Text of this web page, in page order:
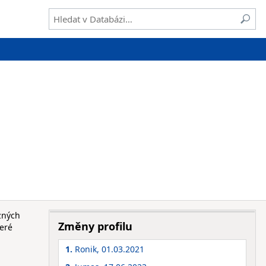
Změny profilu
1. Ronik, 01.03.2021